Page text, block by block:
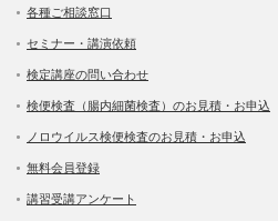
各種ご相談窓口
セミナー・講演依頼
検定講座の問い合わせ
検便検査（腸内細菌検査）のお見積・お申込
ノロウイルス検便検査のお見積・お申込
無料会員登録
講習受講アンケート